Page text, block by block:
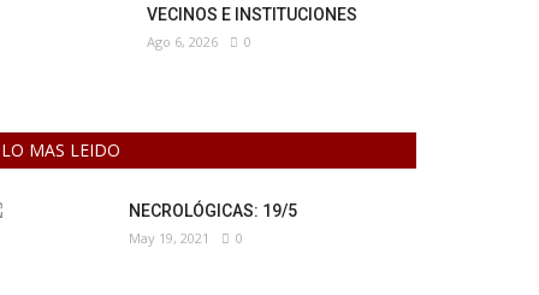
VECINOS E INSTITUCIONES
Ago 6, 2026 0
LO MAS LEIDO
NECROLÓGICAS: 19/5
May 19, 2021 0